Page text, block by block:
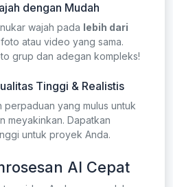
dengan Mudah
wajah pada lebih dari
atau video yang sama.
grup dan adegan kompleks!
Tinggi & Realistis
perpaduan yang mulus untuk
meyakinkan. Dapatkan
untuk proyek Anda.
AI Cepat